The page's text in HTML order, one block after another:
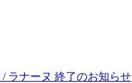
/ ラナーヌ 終了のお知らせ